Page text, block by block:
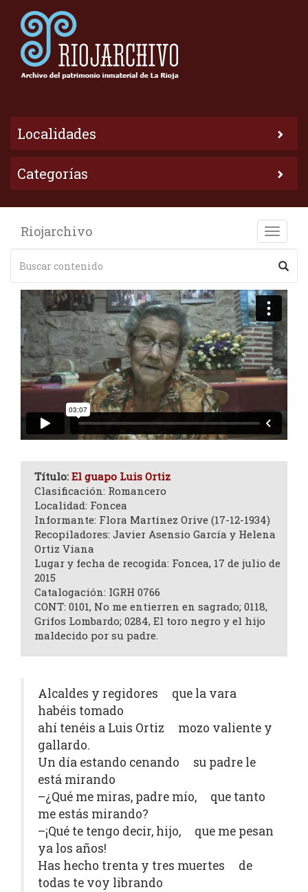
Localidades
Categorías
Toggle
Riojarchivo
Título: El guapo Luis Ortiz
Clasificación: Romancero
Localidad: Foncea
Informante: Flora Martínez Orive (17-12-1934)
Recopiladores: Javier Asensio García y Helena
Ortiz Viana
Lugar y fecha de recogida: Foncea, 17 de julio de
2015
Catalogación: IGRH 0766
CONT: 0101, No me entierren en sagrado; 0118,
Grifos Lombardo; 0284, El toro negro y el hijo
maldecido por su padre.
Alcaldes y regidores que la vara
habéis tomado
ahí tenéis a Luis Ortiz mozo valiente y
gallardo.
Un día estando cenando su padre le
está mirando
–¿Qué me miras, padre mío, que tanto
me estás mirando?
–¡Qué te tengo decir, hijo, que me pesan
ya los años!
Has hecho trenta y tres muertes de
todas te voy librando